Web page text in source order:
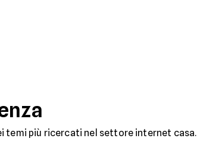
temi più ricercati nel settore internet casa.